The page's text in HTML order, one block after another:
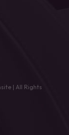
| All Rights